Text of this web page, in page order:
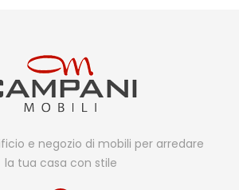
e negozio di mobili per arredare
la tua casa con stile